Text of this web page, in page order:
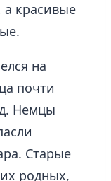
красивые
на
почти
Немцы
Старые
родных,